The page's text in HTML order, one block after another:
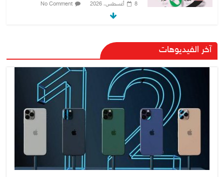
8 أغسطس، 2026 No Comment
رئيس حكومة إقليم كردستان مسرور
بارزاني ينفي ما يشاع عن وجود
عسكري أمريكي في بعض قواعد
الإقليم
8 أغسطس، 2026 No Comment
الدخيل يتابع ميدانياً سير العمل في
المشاريع الاستراتيجية بالموصل
ويشدد على ضرورة إنجازها
آخر الفيديوهات